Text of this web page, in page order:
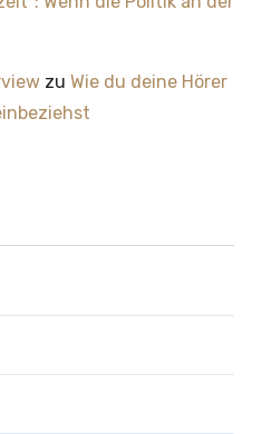
zu Wie du deine Hörer